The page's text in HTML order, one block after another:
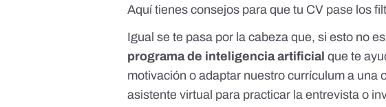
Aquí tienes consejos para que tu CV pase los
Igual se te pasa por la cabeza que, si esto no
programa de inteligencia artificialque te
motivación o adaptar nuestro currículum a una
asistente virtual para practicar la entrevista o